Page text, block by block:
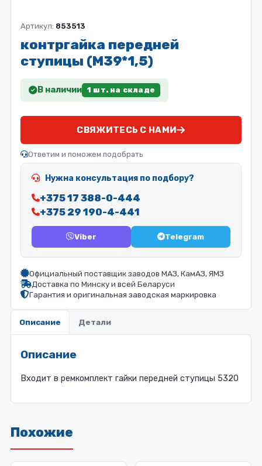
Артикул: 853513
контргайка передней
ступицы (М39*1,5)
В наличии 1 шт. на складе
СВЯЖИТЕСЬ С НАМИ
Ответим и поможем подобрать
Нужна консультация по подбору?
+375 17 388-0-444
+375 29 190-4-441
Viber Telegram
Официальный поставщик заводов МАЗ, КамАЗ, ЯМЗ
Доставка по Минску и всей Беларуси
Гарантия и оригинальная заводская маркировка
Описание Детали
Описание
Входит в ремкомплект гайки передней ступицы 5320
Похожие